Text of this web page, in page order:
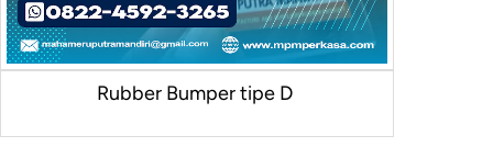
Rubber Bumper tipe D